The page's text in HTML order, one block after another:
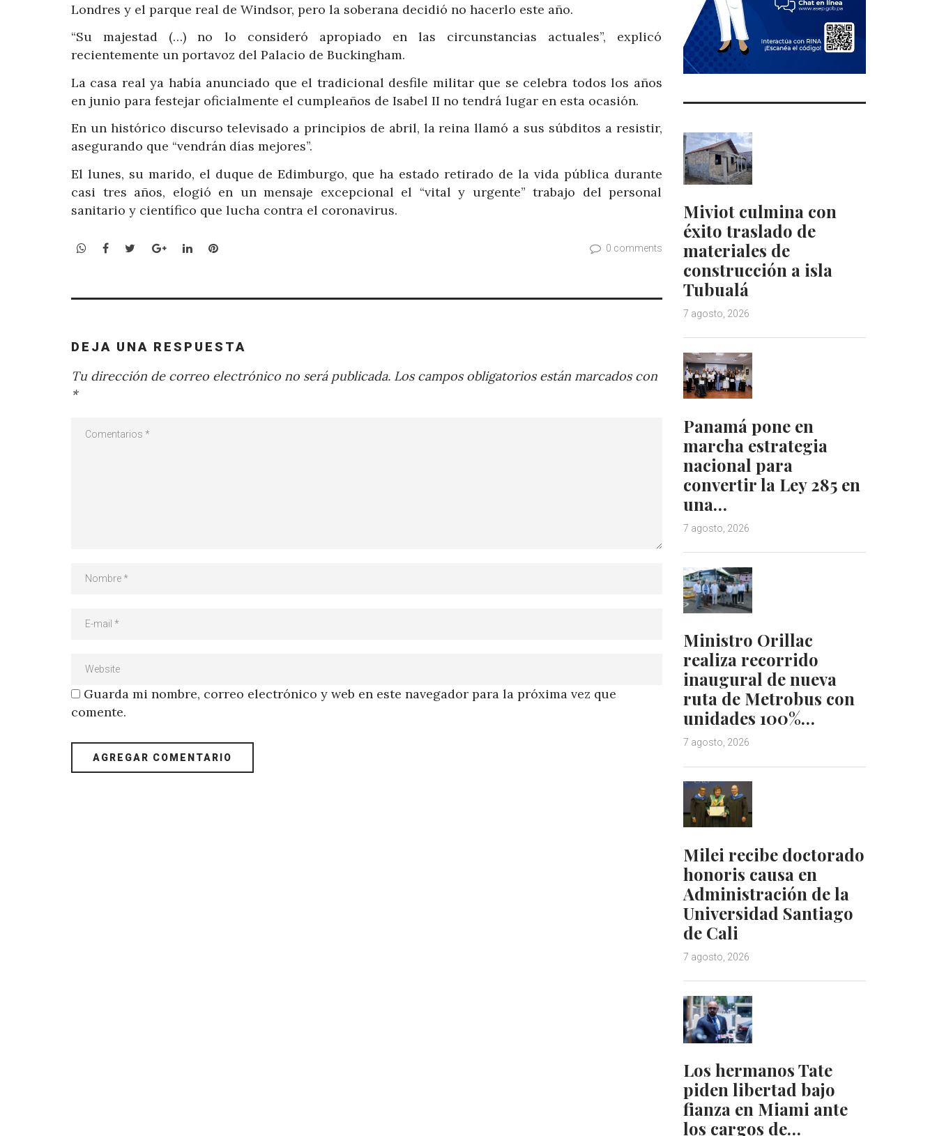
Londres y el parque real de Windsor, pero la soberana decidió no hacerlo este año.
“Su majestad (…) no lo consideró apropiado en las circunstancias actuales”, explicó
recientemente un portavoz del Palacio de Buckingham.
La casa real ya había anunciado que el tradicional desfile militar que se celebra todos los años
en junio para festejar oficialmente el cumpleaños de Isabel II no tendrá lugar en esta ocasión.
En un histórico discurso televisado a principios de abril, la reina llamó a sus súbditos a resistir,
asegurando que “vendrán días mejores”.
El lunes, su marido, el duque de Edimburgo, que ha estado retirado de la vida pública durante
casi tres años, elogió en un mensaje excepcional el “vital y urgente” trabajo del personal
sanitario y científico que lucha contra el coronavirus.
WhatsApp
Facebook
TwitterGoogle+LinkedInPinterest 0 comments
DEJA UNA RESPUESTA
Tu dirección de correo electrónico no será publicada. Los campos obligatorios están marcados con
*
Guarda mi nombre, correo electrónico y web en este navegador para la próxima vez que
comente.
Miviot culmina con
éxito traslado de
materiales de
construcción a isla
Tubualá
7 agosto, 2026
Panamá pone en
marcha estrategia
nacional para
convertir la Ley 285 en
una…
7 agosto, 2026
Ministro Orillac
realiza recorrido
inaugural de nueva
ruta de Metrobus con
unidades 100%…
7 agosto, 2026
Milei recibe doctorado
honoris causa en
Administración de la
Universidad Santiago
de Cali
7 agosto, 2026
Los hermanos Tate
piden libertad bajo
fianza en Miami ante
los cargos de…